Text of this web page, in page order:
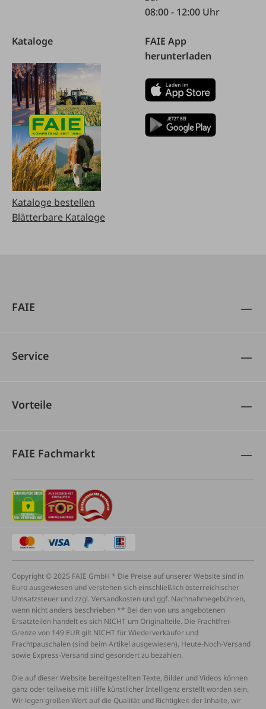
08:00 - 12:00 Uhr
Kataloge
Kataloge bestellen
Blätterbare Kataloge
FAIE App
herunterladen
FAIE
Service
Vorteile
FAIE Fachmarkt
Copyright © 2025 FAIE GmbH * Die Preise auf unserer Website sind in
Euro ausgewiesen und verstehen sich einschließlich österreichischer
Umsatzsteuer und zzgl. Versandkosten und ggf. Nachnahmegebühren,
wenn nicht anders beschrieben ** Bei den von uns angebotenen
Ersatzteilen handelt es sich NICHT um Originalteile. Die Frachtfrei-
Grenze von 149 EUR gilt NICHT für Wiederverkäufer und
Frachtpauschalen (sind beim Artikel ausgewiesen), Heute-Noch-Versand
sowie Express-Versand sind gesondert zu bezahlen.
Die auf dieser Website bereitgestellten Texte, Bilder und Videos können
ganz oder teilweise mit Hilfe künstlicher Intelligenz erstellt worden sein.
Wir legen großen Wert auf die Qualität und Richtigkeit der Inhalte, wir